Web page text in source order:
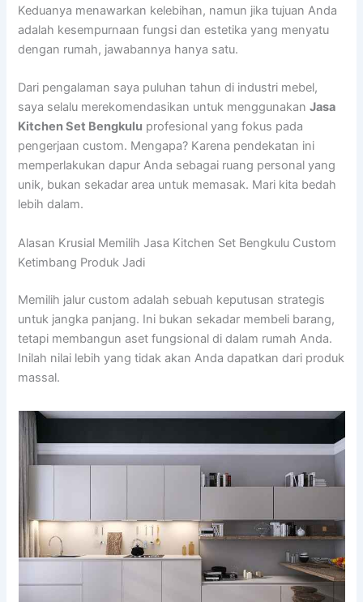
Keduanya menawarkan kelebihan, namun jika tujuan Anda
adalah kesempurnaan fungsi dan estetika yang menyatu
dengan rumah, jawabannya hanya satu.
Dari pengalaman saya puluhan tahun di industri mebel,
saya selalu merekomendasikan untuk menggunakanJasa
Kitchen Set Bengkulu profesional yang fokus pada
pengerjaan custom. Mengapa? Karena pendekatan ini
memperlakukan dapur Anda sebagai ruang personal yang
unik, bukan sekadar area untuk memasak. Mari kita bedah
lebih dalam.
Alasan Krusial Memilih Jasa Kitchen Set Bengkulu Custom
Ketimbang Produk Jadi
Memilih jalur custom adalah sebuah keputusan strategis
untuk jangka panjang. Ini bukan sekadar membeli barang,
tetapi membangun aset fungsional di dalam rumah Anda.
Inilah nilai lebih yang tidak akan Anda dapatkan dari produk
massal.